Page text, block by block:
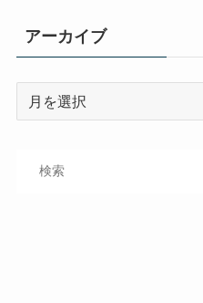
アーカイブ